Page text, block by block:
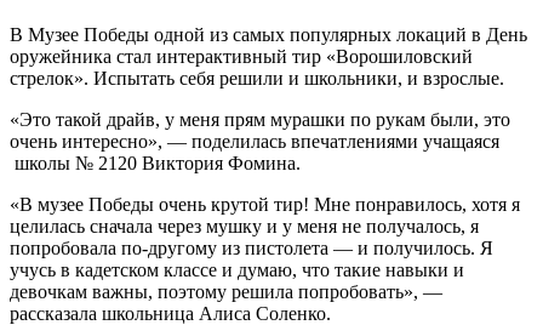
В Музее Победы одной из самых популярных локаций в День
оружейника стал интерактивный тир «Ворошиловский
стрелок». Испытать себя решили и школьники, и взрослые.
«Это такой драйв, у меня прям мурашки по рукам были, это
очень интересно», — поделилась впечатлениями учащаяся
школы № 2120 Виктория Фомина.
«В музее Победы очень крутой тир! Мне понравилось, хотя я
целилась сначала через мушку и у меня не получалось, я
попробовала по-другому из пистолета — и получилось. Я
учусь в кадетском классе и думаю, что такие навыки и
девочкам важны, поэтому решила попробовать», —
рассказала школьница Алиса Соленко.